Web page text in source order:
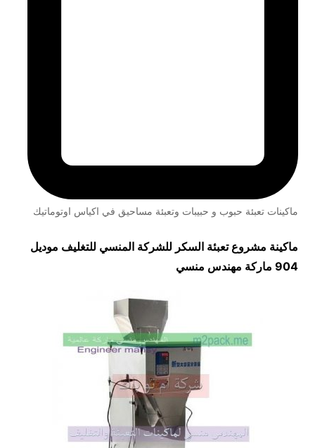
ماكينات تعبئة حبوب و حبيبات وتعبئة مساحيق في اكياس اوتوماتيك
ماكينة مشروع تعبئة السكر للشركة المنسي للتغليف موديل
904 ماركة مهندس منسي